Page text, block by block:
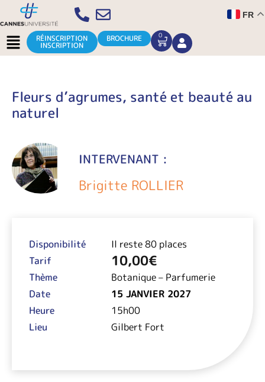
Aller
au
contenu
FR
Menu RÉINSCRIPTION
INSCRIPTION
BROCHURE 0
CART
Fleurs d’agrumes, santé et beauté au
naturel
INTERVENANT :
Brigitte ROLLIER
Disponibilité
Il reste 80 places
Tarif
10,00€
Thème
Botanique – Parfumerie
Date
15 JANVIER 2027
Heure
15h00
Lieu
Gilbert Fort